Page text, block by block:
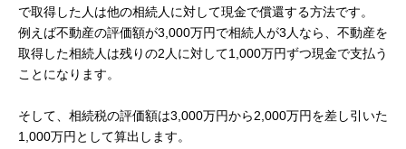
で取得した人は他の相続人に対して現金で償還する方法です。
例えば不動産の評価額が3,000万円で相続人が3人なら、不動産を
取得した相続人は残りの2人に対して1,000万円ずつ現金で支払う
ことになります。
そして、相続税の評価額は3,000万円から2,000万円を差し引いた
1,000万円として算出します。